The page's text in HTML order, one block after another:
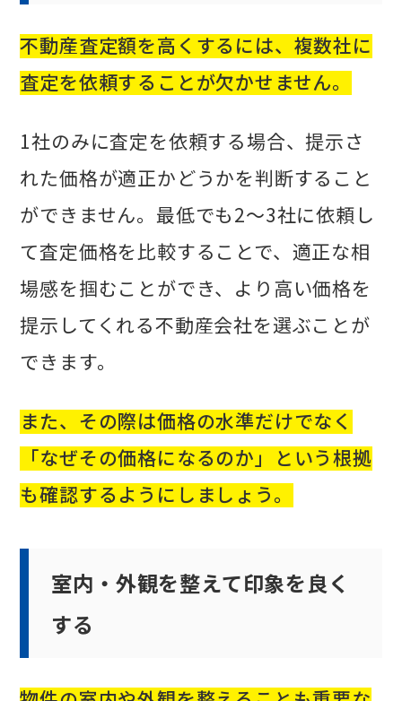
不動産査定額を高くするには、複数社に
査定を依頼することが欠かせません。
1社のみに査定を依頼する場合、提示さ
れた価格が適正かどうかを判断すること
ができません。最低でも2〜3社に依頼し
て査定価格を比較することで、適正な相
場感を掴むことができ、より高い価格を
提示してくれる不動産会社を選ぶことが
できます。
また、その際は価格の水準だけでなく
「なぜその価格になるのか」という根拠
も確認するようにしましょう。
室内・外観を整えて印象を良く
する